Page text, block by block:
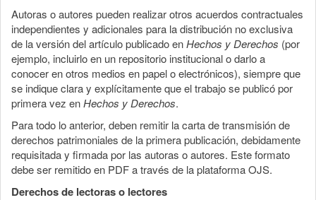
Autoras o autores pueden realizar otros acuerdos contractuales
independientes y adicionales para la distribución no exclusiva
de la versión del artículo publicado enHechos y Derechos (por
ejemplo, incluirlo en un repositorio institucional o darlo a
conocer en otros medios en papel o electrónicos), siempre que
se indique clara y explícitamente que el trabajo se publicó por
primera vez enHechos y Derechos.
Para todo lo anterior, deben remitir la carta de transmisión de
derechos patrimoniales de la primera publicación, debidamente
requisitada y firmada por las autoras o autores. Este formato
debe ser remitido en PDF a través de la plataforma OJS.
Derechos de lectoras o lectores